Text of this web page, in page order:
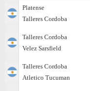
Platense
Talleres Cordoba
Talleres Cordoba
Velez Sarsfield
Talleres Cordoba
Atletico Tucuman